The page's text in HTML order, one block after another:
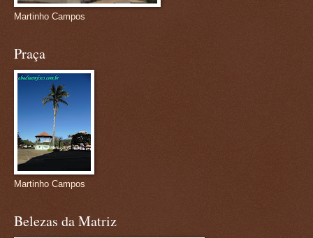
Martinho Campos
Praça
Martinho Campos
Belezas da Matriz